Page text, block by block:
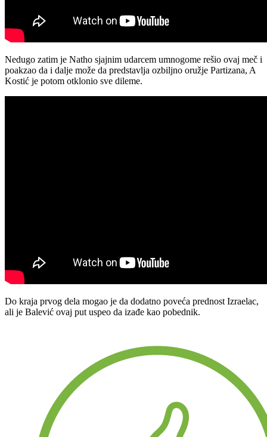
Nedugo zatim je Natho sjajnim udarcem umnogome rešio ovaj meč i
poakzao da i dalje može da predstavlja ozbiljno oružje Partizana, A
Kostić je potom otklonio sve dileme.
Do kraja prvog dela mogao je da dodatno poveća prednost Izraelac,
ali je Balević ovaj put uspeo da izađe kao pobednik.